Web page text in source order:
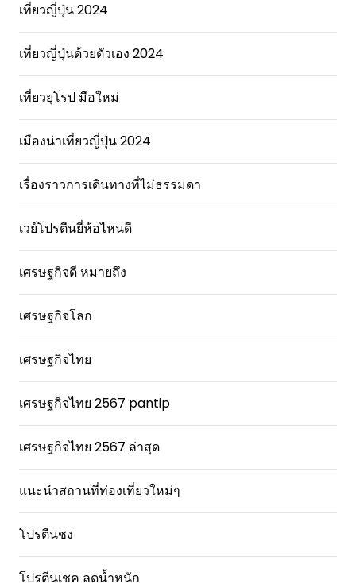
เที่ยวญี่ปุ่น 2024
เที่ยวญี่ปุ่นด้วยตัวเอง 2024
เที่ยวยุโรป มือใหม่
เมืองน่าเที่ยวญี่ปุ่น 2024
เรื่องราวการเดินทางที่ไม่ธรรมดา
เวย์โปรตีนยี่ห้อไหนดี
เศรษฐกิจดี หมายถึง
เศรษฐกิจโลก
เศรษฐกิจไทย
เศรษฐกิจไทย 2567 pantip
เศรษฐกิจไทย 2567 ล่าสุด
แนะนำสถานที่ท่องเที่ยวใหม่ๆ
โปรตีนชง
โปรตีนเชค ลดน้ำหนัก